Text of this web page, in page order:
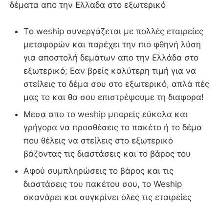
δέματα απο την Ελλαδα στο εξωτερικό
Τo weship συνεργάζεται με πολλές εταιρείες
μεταφορών και παρέχει την πιο φθηνή λύση
για αποστολή δεμάτων απο την Ελλάδα στο
εξωτερικό; Εαν βρείς καλύτερη τιμή για να
στείλεις το δέμα σου στο εξωτερικό, απλά πές
μας το και θα σου επιστρέψουμε τη διαφορα!
Μεσα απο το weship μπορείς εύκολα και
γρήγορα να προσθέσεις το πακέτο ή το δέμα
που θέλεις να στείλεις στο εξωτερικό
βάζοντας τις διαστάσεις και το βάρος του
Αφού συμπληρώσεις το βάρος και τις
διαστάσεις του πακέτου σου, το Weship
σκανάρει και συγκρίνει όλες τις εταιρείες